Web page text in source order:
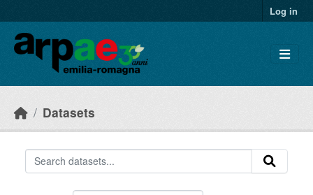
Log in
Datasets